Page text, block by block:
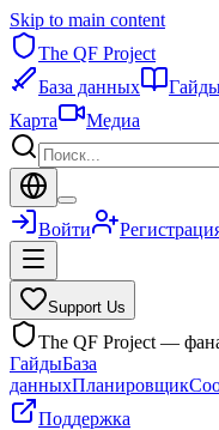
Skip to main content
The QF Project
База данных
Карта
Медиа
Войти
Support Us
The QF Project —
ГайдыБаза
данныхПланировщик
Поддержка